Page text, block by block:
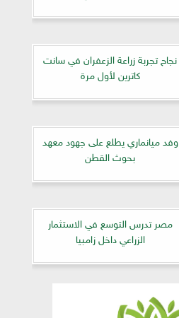
نجاح تجربة زراعة الزعفران في سانت
كاترين لأول مرة
وفد ميانماري يطلع على جهود معهد
بحوث القطن
مصر تدرس التوسع في الاستثمار
الزراعي داخل زامبيا